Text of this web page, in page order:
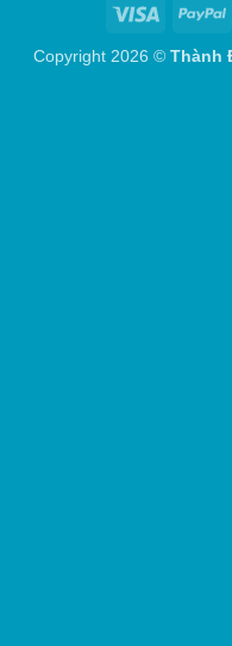
Visa
Copyright 2026 © Thành